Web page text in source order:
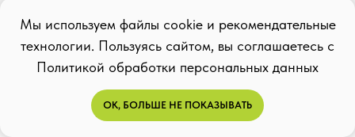
Блог
Мы используем файлы cookie и рекомендательные
технологии. Пользуясь сайтом, вы соглашаетесь с
Политикой обработки персональных данных
ОК, БОЛЬШЕ НЕ ПОКАЗЫВАТЬ